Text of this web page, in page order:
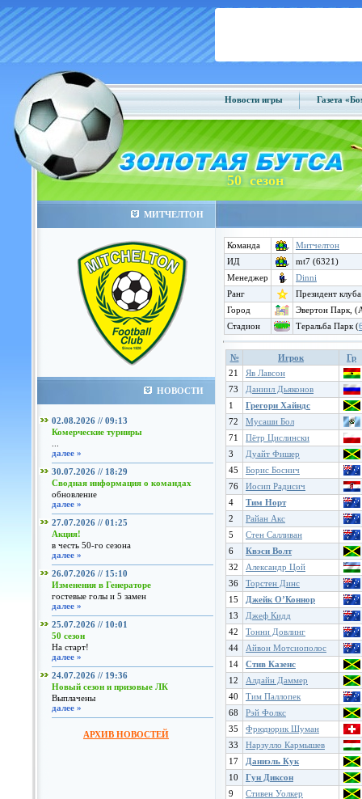
Новости игры Газета
50 сезон
МИТЧЕЛТОН
НОВОСТИ
02.08.2026 // 09:13
Комерческие турниры
далее »
30.07.2026 // 18:29
Сводная информация о командах
обновление
далее »
27.07.2026 // 01:25
Акция!
в честь 50-го сезона
далее »
26.07.2026 // 15:10
Изменения в Генераторе
гостевые голы и 5 замен
далее »
25.07.2026 // 10:01
50 сезон
На старт!
далее »
24.07.2026 // 19:36
Новый сезон и призовые ЛК
Выплачены
далее »
АРХИВ НОВОСТЕЙ
Команда
Митчелтон
ИД
mt7 (6321)
Менеджер
Dinni
Ранг
Президент клуба
Город
Эвертон Парк,
Стадион
Теральба Парк (
№ Игрок
Гр
21
Яв Лавсон
73
Даниил Дьяконов
1
Грегори Хайндс
72
Мусаши Бол
71
Пётр Цислински
3
Дуайт Фишер
45
Борис Боснич
76
Иосип Радисич
4
Тим Норт
2
Райан Акс
5
Стен Салливан
6
Квэси Волт
32
Александр Цой
36
Торстен Динс
15
Джейк О’Коннор
13
Джеф Кидд
42
Тонни Довлинг
44
Айвон Мотсиополос
14
Стив Казенс
12
Алдайн Даммер
40
Тим Паллопек
68
Рэй Фолкс
35
Фрюдюрик Шуман
33
Нарзулло Кармышев
17
Даниэль Кук
10
Гун Диксон
9
Стивен Уолкер